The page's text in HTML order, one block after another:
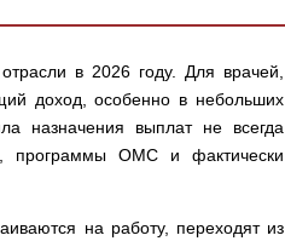
в 2026 году. Для врачей,
доход, особенно в небольших
назначения выплат не всегда
программы ОМС и фактически
на работу, переходят из